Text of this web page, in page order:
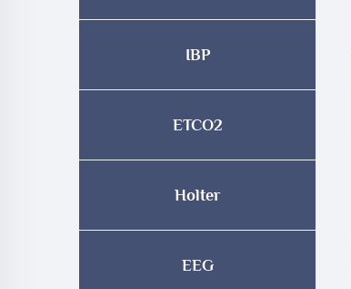
IBP
ETCO2
Holter
EEG